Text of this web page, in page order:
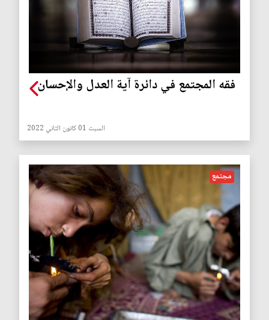
فقه المجتمع في دائرة آية العدل والإحسان
السبت 01 كانون الثاني 2022
مجتمع